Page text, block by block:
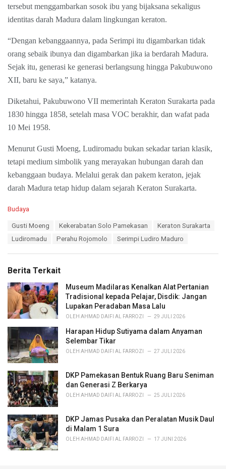
tersebut menggambarkan sosok ibu yang bijaksana sekaligus
identitas darah Madura dalam lingkungan keraton.
“Dengan kebanggaannya, pada Serimpi itu digambarkan tidak
orang sebaik ibunya dan digambarkan jika ia berdarah Madura.
Sejak itu, generasi ke generasi berlangsung hingga Pakubuwono
XII, baru ke saya,” katanya.
Diketahui, Pakubuwono VII memerintah Keraton Surakarta pada
1830 hingga 1858, setelah masa VOC berakhir, dan wafat pada
10 Mei 1958.
Menurut Gusti Moeng, Ludiromadu bukan sekadar tarian klasik,
tetapi medium simbolik yang merayakan hubungan darah dan
kebanggaan budaya. Melalui gerak dan pakem keraton, jejak
darah Madura tetap hidup dalam sejarah Keraton Surakarta.
C
i
e
s
Budaya
Gusti Moeng Kekerabatan Solo Pamekasan
Keraton Surakarta
Ludiromadu
Perahu Rojomolo Serimpi Ludiro Maduro
Berita Terkait
Museum Madilaras Kenalkan Alat Pertanian
Tradisional kepada Pelajar, Disdik: Jangan
Lupakan Peradaban Masa Lalu
OLEH AHMAD DAIFI AL FARROZI 29 JULI 2026
Harapan Hidup Sutiyama dalam Anyaman
Selembar Tikar
OLEH AHMAD DAIFI AL FARROZI 27 JULI 2026
DKP Pamekasan Bentuk Ruang Baru Seniman
dan Generasi Z Berkarya
OLEH AHMAD DAIFI AL FARROZI 25 JULI 2026
DKP Jamas Pusaka dan Peralatan Musik Daul
di Malam 1 Sura
OLEH AHMAD DAIFI AL FARROZI 17 JUNI 2026